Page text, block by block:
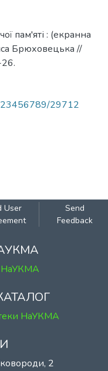
пам'яті : (екранна
Брюховецька //
29712
User
Send
Feedback
НаУКМА
НаУКМА
2